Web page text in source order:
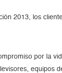
2013, los
por la
equipos